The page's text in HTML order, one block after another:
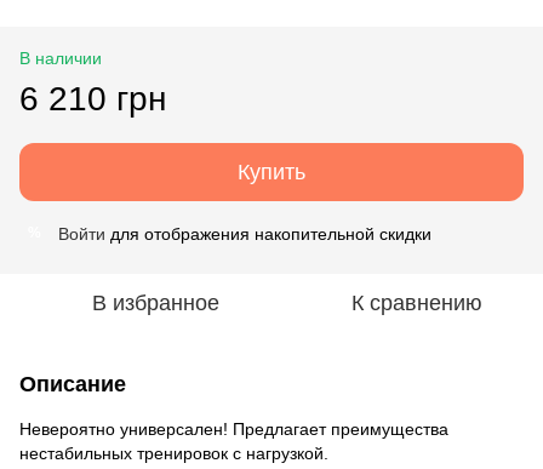
В наличии
6 210 грн
Купить
Войти для отображения накопительной скидки
В избранное К сравнению
Описание
Невероятно универсален! Предлагает преимущества
нестабильных тренировок с нагрузкой.